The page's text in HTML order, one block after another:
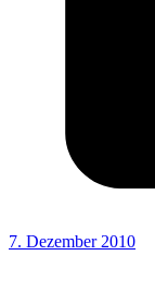
7. Dezember 2010